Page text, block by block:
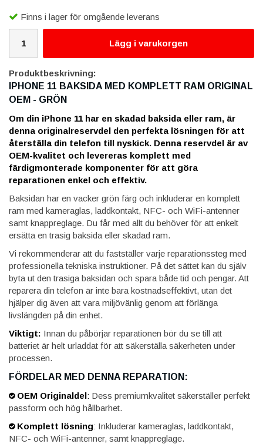
Finns i lager för omgående leverans
Lägg i varukorgen
Produktbeskrivning:
IPHONE 11 BAKSIDA MED KOMPLETT RAM ORIGINAL
OEM - GRÖN
Om din iPhone 11 har en skadad baksida eller ram, är
denna originalreservdel den perfekta lösningen för att
återställa din telefon till nyskick. Denna reservdel är av
OEM-kvalitet och levereras komplett med
färdigmonterade komponenter för att göra
reparationen enkel och effektiv.
Baksidan har en vacker grön färg och inkluderar en komplett
ram med kameraglas, laddkontakt, NFC- och WiFi-antenner
samt knappreglage. Du får med allt du behöver för att enkelt
ersätta en trasig baksida eller skadad ram.
Vi rekommenderar att du fastställer varje reparationssteg med
professionella tekniska instruktioner. På det sättet kan du själv
byta ut den trasiga baksidan och spara både tid och pengar. Att
reparera din telefon är inte bara kostnadseffektivt, utan det
hjälper dig även att vara miljövänlig genom att förlänga
livslängden på din enhet.
Viktigt: Innan du påbörjar reparationen bör du se till att
batteriet är helt urladdat för att säkerställa säkerheten under
processen.
FÖRDELAR MED DENNA REPARATION:
OEM Originaldel: Dess premiumkvalitet säkerställer perfekt
passform och hög hållbarhet.
Komplett lösning: Inkluderar kameraglas, laddkontakt,
NFC- och WiFi-antenner, samt knappreglage.